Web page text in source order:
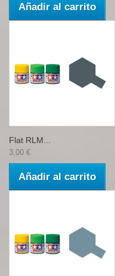
Añadir al carrito
Flat RLM...
3,00 €
Añadir al carrito